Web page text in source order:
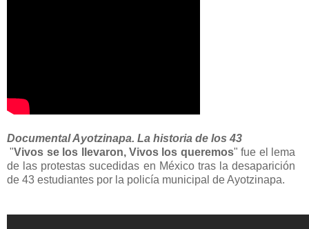
Documental Ayotzinapa. La historia de los 43
"Vivos se los llevaron, Vivos los queremos" fue el lema
de las protestas sucedidas en México tras la desaparición
de 43 estudiantes por la policía municipal de Ayotzinapa.